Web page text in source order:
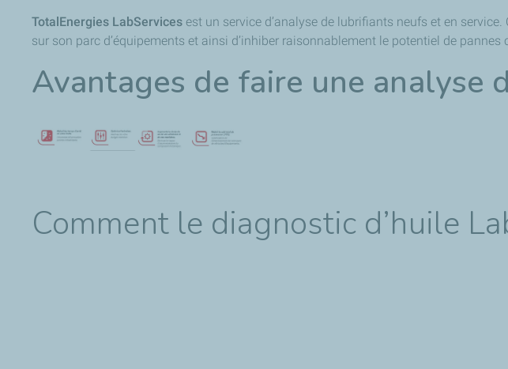
TotalEnergies LabServices est un service d’analyse de lubrifiants neufs et en
sur son parc d’équipements et ainsi d’inhiber raisonnablement le potentiel de pannes
Avantages de faire une analyse
Comment le diagnostic d’huile